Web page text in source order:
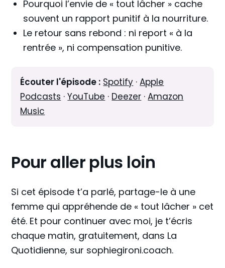
Pourquoi l’envie de « tout lâcher » cache
souvent un rapport punitif à la nourriture.
Le retour sans rebond : ni report « à la
rentrée », ni compensation punitive.
Écouter l'épisode : Spotify ·Apple
Podcasts ·YouTube · Deezer ·Amazon
Music
Pour aller plus loin
Si cet épisode t’a parlé, partage-le à une
femme qui appréhende de « tout lâcher » cet
été. Et pour continuer avec moi, je t’écris
chaque matin, gratuitement, dans La
Quotidienne, sur sophiegironi.coach.